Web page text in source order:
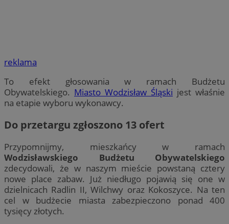
reklama
To efekt głosowania w ramach Budżetu
Obywatelskiego. Miasto Wodzisław Śląski jest właśnie
na etapie wyboru wykonawcy.
Do przetargu zgłoszono 13 ofert
Przypomnijmy, mieszkańcy w ramach
Wodzisławskiego Budżetu Obywatelskiego
zdecydowali, że w naszym mieście powstaną cztery
nowe place zabaw. Już niedługo pojawią się one w
dzielnicach Radlin II, Wilchwy oraz Kokoszyce. Na ten
cel w budżecie miasta zabezpieczono ponad 400
tysięcy złotych.